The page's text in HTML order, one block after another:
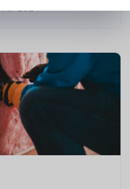
2024